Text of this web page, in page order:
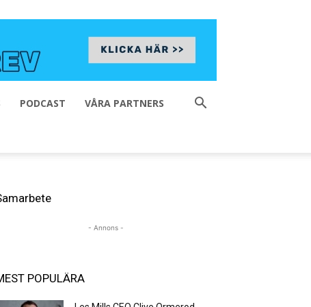
PODCAST VÅRA PARTNERS
- Annons -
POPULÄRA